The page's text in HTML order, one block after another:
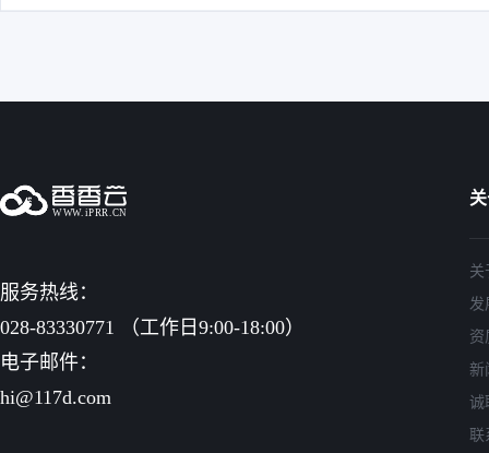
服务热线：
028-83330771 （工作日9:00-18:00）
电子邮件：
hi@117d.com
关
发
资
新
诚
联